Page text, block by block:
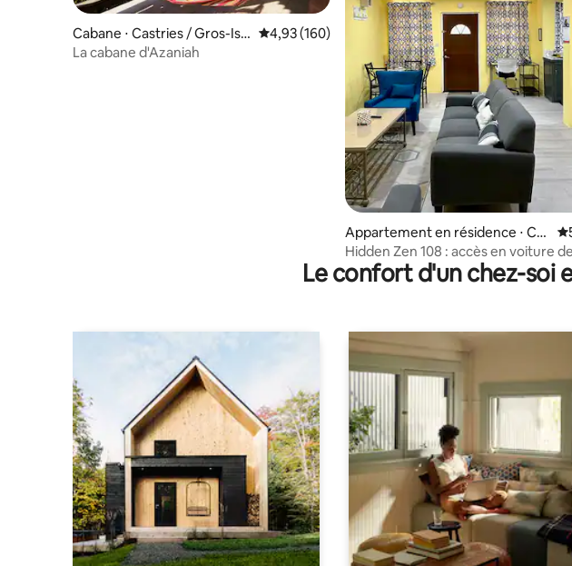
Cabane ⋅ Castries / Gros-Isle
t
Évaluation moyenne sur la base de 160
4,93 (160)
La cabane d'Azaniah
Appartement en résidence ⋅ Cas
tries
Hidden Zen 108 : accès en voiture de
location
Le confort d'un chez-soi